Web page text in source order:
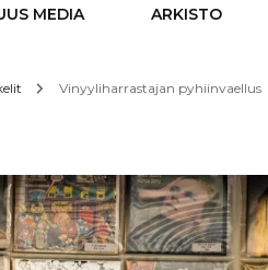
MEDIA ARKISTO
Vinyyliharrastajan pyhiinvaellus